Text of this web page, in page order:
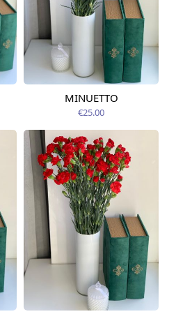
Pieejams šodien
MINUETTO
€25.00